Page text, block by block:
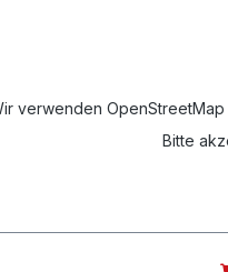
verwenden
Bitte